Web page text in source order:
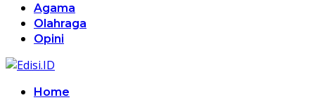
Agama
Olahraga
Opini
Home